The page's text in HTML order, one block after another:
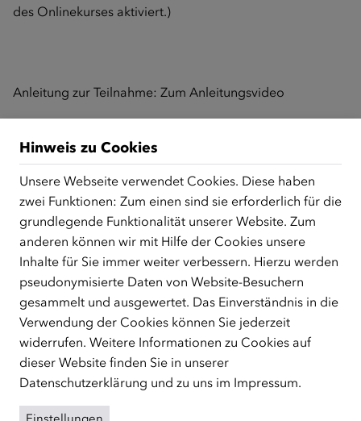
des Onlinekurses aktiviert.)
Anleitung zur Teilnahme: Zum Anleitungsvideo
Zurück zur Übersicht
ÜBER UNS
Der Österreichische Integrationsfonds (ÖIF) ist ein Fonds der
Republik Österreich, der Flüchtlinge, subsidiär
Schutzberechtigte, Vertriebene sowie Zuwander/innen als
zentrale Anlaufstelle bei der Integration in Österreich
unterstützt.mehr
FacebookYouTube InstagramLinkedIn
Hinweis zu Cookies
Unsere Webseite verwendet Cookies. Diese haben
zwei Funktionen: Zum einen sind sie erforderlich für die
grundlegende Funktionalität unserer Website. Zum
anderen können wir mit Hilfe der Cookies unsere
Inhalte für Sie immer weiter verbessern. Hierzu werden
pseudonymisierte Daten von Website-Besuchern
gesammelt und ausgewertet. Das Einverständnis in die
Verwendung der Cookies können Sie jederzeit
widerrufen. Weitere Informationen zu Cookies auf
dieser Website finden Sie in unserer
Datenschutzerklärung und zu uns im Impressum.